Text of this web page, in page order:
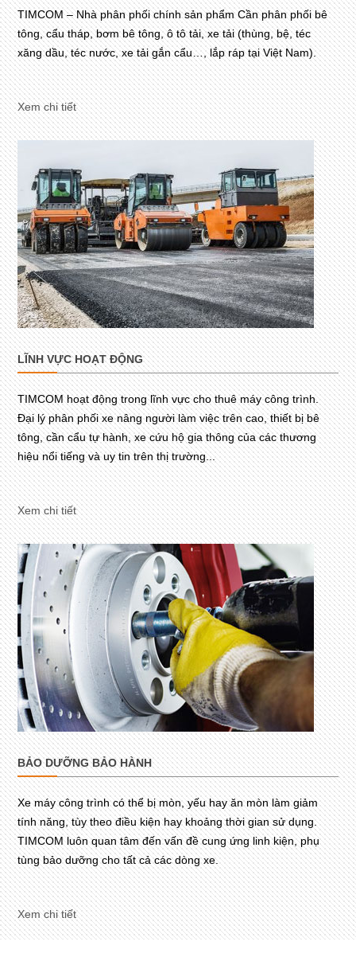
TIMCOM – Nhà phân phối chính sản phẩm Cần phân phối bê
tông, cẩu tháp, bơm bê tông, ô tô tải, xe tải (thùng, bệ, téc
xăng dầu, téc nước, xe tải gắn cẩu…, lắp ráp tại Việt Nam).
Xem chi tiết
LĨNH VỰC HOẠT ĐỘNG
TIMCOM hoạt động trong lĩnh vực cho thuê máy công trình.
Đại lý phân phối xe nâng người làm việc trên cao, thiết bị bê
tông, cần cẩu tự hành, xe cứu hộ gia thông của các thương
hiệu nổi tiếng và uy tin trên thị trường...
Xem chi tiết
BẢO DƯỠNG BẢO HÀNH
Xe máy công trình có thể bị mòn, yếu hay ăn mòn làm giảm
tính năng, tùy theo điều kiện hay khoảng thời gian sử dụng.
TIMCOM luôn quan tâm đến vấn đề cung ứng linh kiện, phụ
tùng bảo dưỡng cho tất cả các dòng xe.
Xem chi tiết